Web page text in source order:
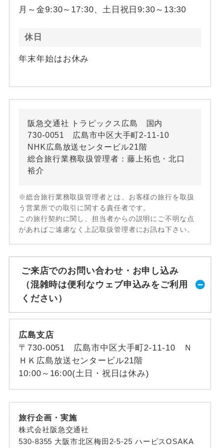
月～金9:30～17:30、土日祝日9:30～13:30
休日
年末年始はお休み
阪急交通社 トラピックス広島 国内
730-0051 広島市中区大手町2-11-10
NHK広島放送センタービル21階
総合旅行業務取扱管理者：藤上拓也・北口
裕介
※総合旅行業務取扱管理者とは、お客様の旅行を取扱
う営業所での取引に関する責任者です。
この旅行契約に関し、担当者からの説明にご不明な点
があればご遠慮なく上記取扱管理者にお訊ね下さい。
ご来店でのお問い合わせ・お申し込み
（混雑時は便利なウェブ申込みをご利用
ください）
広島支店
〒730-0051 広島市中区大手町2-11-10 Ｎ
ＨＫ広島放送センタービル21階
10:00～16:00(土日・祝日は休み)
旅行企画・実施
株式会社阪急交通社
530-8355 大阪市北区梅田2-5-25 ハービスOSAKA